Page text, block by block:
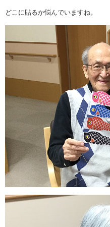
どこに貼るか悩んでいますね。